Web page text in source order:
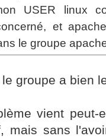
USER linux
et
le groupe
groupe a bien
vient peut-
mais sans